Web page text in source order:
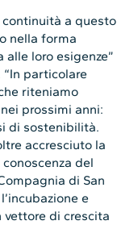
a questo
nella forma
loro esigenze”
“In particolare
riteniamo
prossimi anni:
di sostenibilità.
accresciuto la
del
di San
e
vettore di crescita